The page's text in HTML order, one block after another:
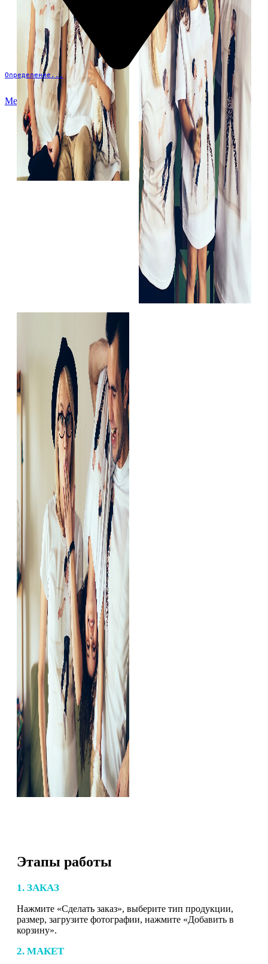
Определение...
Меню
Этапы работы
1. ЗАКАЗ
Нажмите «Сделать заказ», выберите тип продукции,
размер, загрузите фотографии, нажмите «Добавить в
корзину».
2. МАКЕТ